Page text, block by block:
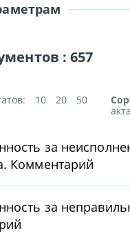
:657
10 20
50
за
Комментарий
за